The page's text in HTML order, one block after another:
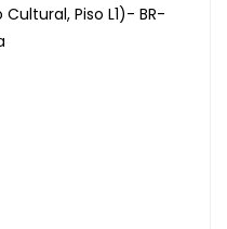
Piso L1)- BR-